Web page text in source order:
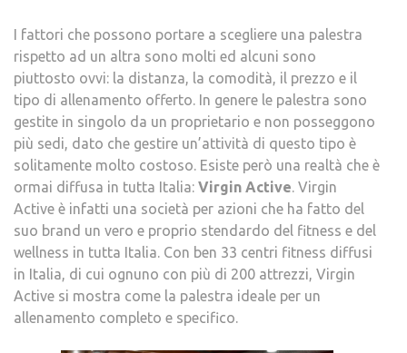
I fattori che possono portare a scegliere una palestra
rispetto ad un altra sono molti ed alcuni sono
piuttosto ovvi: la distanza, la comodità, il prezzo e il
tipo di allenamento offerto. In genere le palestra sono
gestite in singolo da un proprietario e non posseggono
più sedi, dato che gestire un’attività di questo tipo è
solitamente molto costoso. Esiste però una realtà che è
ormai diffusa in tutta Italia: Virgin Active. Virgin
Active è infatti una società per azioni che ha fatto del
suo brand un vero e proprio stendardo del fitness e del
wellness in tutta Italia. Con ben 33 centri fitness diffusi
in Italia, di cui ognuno con più di 200 attrezzi, Virgin
Active si mostra come la palestra ideale per un
allenamento completo e specifico.